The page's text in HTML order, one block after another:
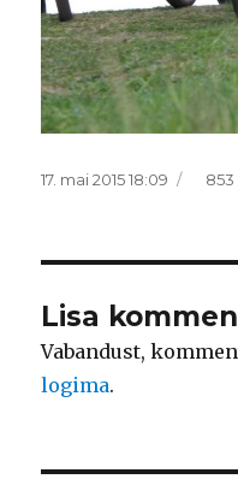
Postitatud
17. mai 2015 18:09 853
Lisa
Vabandust,
logima.